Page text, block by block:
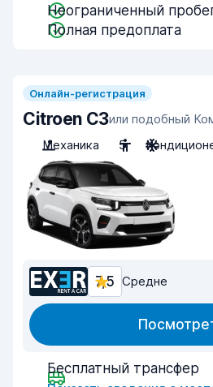
Неограниченный
Полная предоплата
Онлайн-регистрация
Citroen C3или подобный
Механика
5
7,5 Средне
Бесплатный трансфер